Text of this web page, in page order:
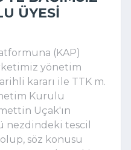
ÜYESI
(KAP)
yönetim
kararı ile TTK m.
Kurulu
Uçak'ın
nezdindeki tescil
söz konusu